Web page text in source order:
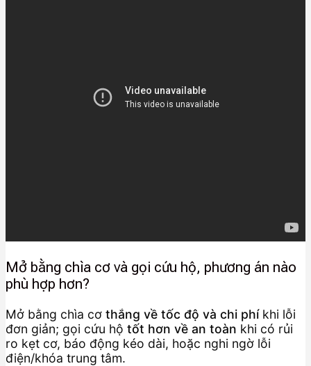
Mở bằng chìa cơ và gọi cứu hộ, phương án nào
phù hợp hơn?
Mở bằng chìa cơ thắng về tốc độ và chi phíkhi lỗi
đơn giản; gọi cứu hộ tốt hơn về an toàn khi có rủi
ro kẹt cơ, báo động kéo dài, hoặc nghi ngờ lỗi
điện/khóa trung tâm.